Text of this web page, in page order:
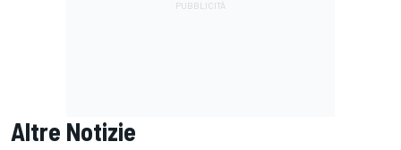
Altre Notizie